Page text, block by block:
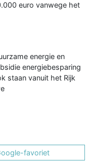
euro vanwege het
energie en
energiebesparing
staan vanuit het Rijk
favoriet